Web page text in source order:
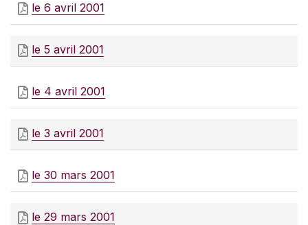
le 6 avril 2001
le 5 avril 2001
le 4 avril 2001
le 3 avril 2001
le 30 mars 2001
le 29 mars 2001